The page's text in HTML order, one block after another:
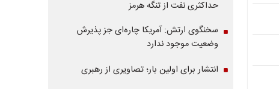
حداکثری نفت از تنگه هرمز
سخنگوی ارتش: آمریکا چاره‌ای جز پذیرش
وضعیت موجود ندارد
انتشار برای اولین بار؛ تصاویری از رهبری